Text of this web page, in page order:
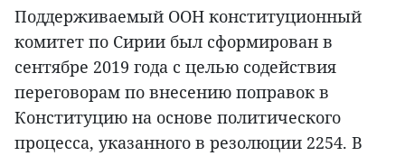
Поддерживаемый ООН конституционный
комитет по Сирии был сформирован в
сентябре 2019 года с целью содействия
переговорам по внесению поправок в
Конституцию на основе политического
процесса, указанного в резолюции 2254. В